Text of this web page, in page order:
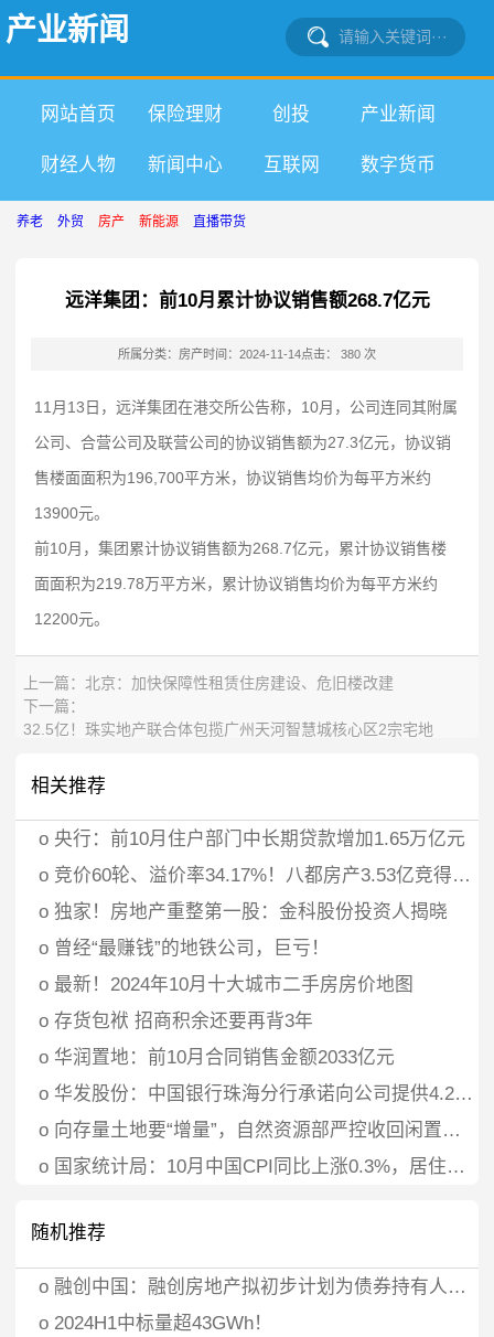
产业新闻
网站首页 保险理财 创投 产业新闻
财经人物 新闻中心 互联网 数字货币
养老 外贸 房产 新能源 直播带货
远洋集团：前10月累计协议销售额268.7亿元
所属分类：房产时间：2024-11-14点击： 380 次
11月13日，远洋集团在港交所公告称，10月，公司连同其附属
公司、合营公司及联营公司的协议销售额为27.3亿元，协议销
售楼面面积为196,700平方米，协议销售均价为每平方米约
13900元。
前10月，集团累计协议销售额为268.7亿元，累计协议销售楼
面面积为219.78万平方米，累计协议销售均价为每平方米约
12200元。
上一篇： 北京：加快保障性租赁住房建设、危旧楼改建
下一篇：
32.5亿！珠实地产联合体包揽广州天河智慧城核心区2宗宅地
相关推荐
o 央行：前10月住户部门中长期贷款增加1.65万亿元
o 竞价60轮、溢价率34.17%！八都房产3.53亿竞得义乌江东街道宅地
o 独家！房地产重整第一股：金科股份投资人揭晓
o 曾经“最赚钱”的地铁公司，巨亏！
o 最新！2024年10月十大城市二手房房价地图
o 存货包袱 招商积余还要再背3年
o 华润置地：前10月合同销售金额2033亿元
o 华发股份：中国银行珠海分行承诺向公司提供4.2亿元贷款资金专项用于股票回购
o 向存量土地要“增量”，自然资源部严控收回闲置土地再供应，房企建议“回收定价方面有一定政策倾斜”
o 国家统计局：10月中国CPI同比上涨0.3%，居住价格下降0.1%
随机推荐
o 融创中国：融创房地产拟初步计划为债券持有人提供整体债务重组方案
o 2024H1中标量超43GWh！